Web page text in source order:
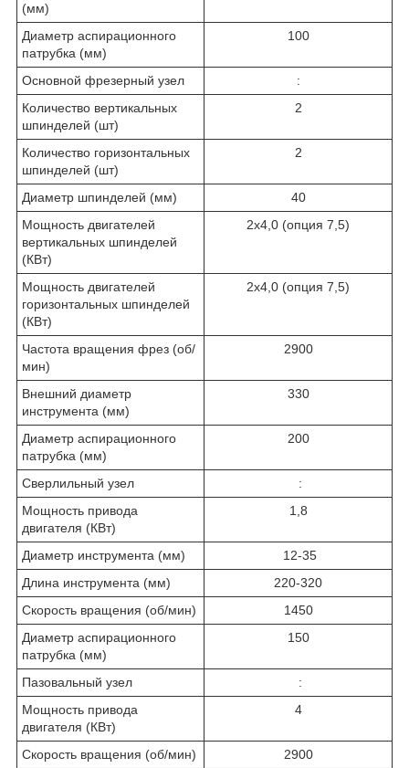
(мм)
Диаметр аспирационного
патрубка (мм)
100
Основной фрезерный узел
:
Количество вертикальных
шпинделей (шт)
2
Количество горизонтальных
шпинделей (шт)
2
Диаметр шпинделей (мм)
40
Мощность двигателей
вертикальных шпинделей
(КВт)
2х4,0 (опция 7,5)
Мощность двигателей
горизонтальных шпинделей
(КВт)
2х4,0 (опция 7,5)
Частота вращения фрез (об/
мин)
2900
Внешний диаметр
инструмента (мм)
330
Диаметр аспирационного
патрубка (мм)
200
Сверлильный узел
:
Мощность привода
двигателя (КВт)
1,8
Диаметр инструмента (мм)
12-35
Длина инструмента (мм)
220-320
Скорость вращения (об/мин)
1450
Диаметр аспирационного
патрубка (мм)
150
Пазовальный узел
:
Мощность привода
двигателя (КВт)
4
Скорость вращения (об/мин)
2900